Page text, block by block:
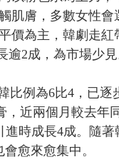
肌膚，多數女性
價為主，韓劇走紅
逾2成，為市場少見
比例為6比4，已逐
，近兩個月較去年
時成長4成。隨
會愈來愈集中。